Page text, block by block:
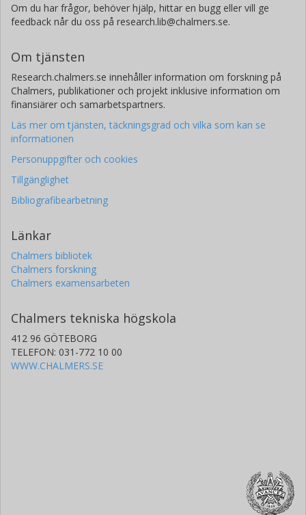
Om du har frågor, behöver hjälp, hittar en bugg eller vill ge
feedback når du oss på research.lib@chalmers.se.
Om tjänsten
Research.chalmers.se innehåller information om forskning på
Chalmers, publikationer och projekt inklusive information om
finansiärer och samarbetspartners.
Läs mer om tjänsten, täckningsgrad och vilka som kan se
informationen
Personuppgifter och cookies
Tillgänglighet
Bibliografibearbetning
Länkar
Chalmers bibliotek
Chalmers forskning
Chalmers examensarbeten
Chalmers tekniska högskola
412 96 GÖTEBORG
TELEFON: 031-772 10 00
WWW.CHALMERS.SE